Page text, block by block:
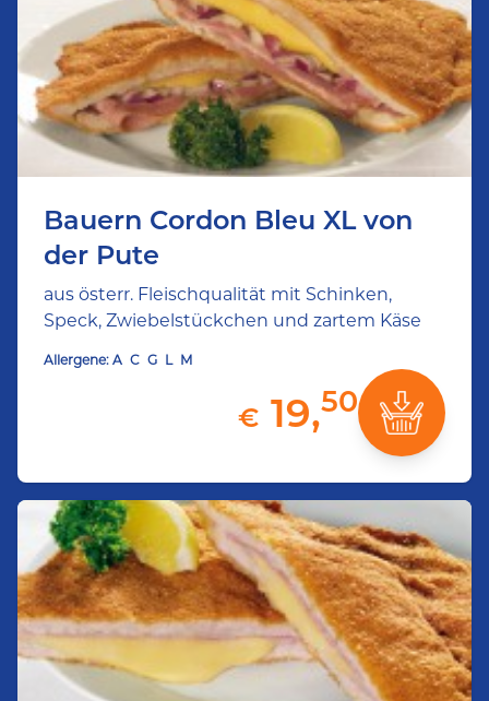
Bauern Cordon Bleu XL von
der Pute
aus österr. Fleischqualität mit Schinken,
Speck, Zwiebelstückchen und zartem Käse
Allergene: A C G L M
€ 19,50